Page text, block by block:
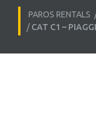
PAROS RENTALS
/CAT C1 –